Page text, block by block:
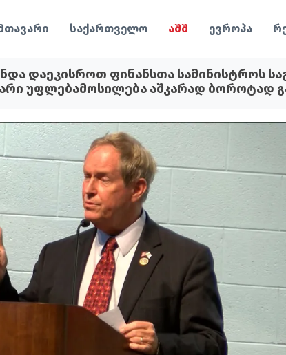
საქართველო აშშ ევროპა
დაეკისროთ ფინანსთა სამინისტროს
უფლებამოსილება აშკარად ბოროტად